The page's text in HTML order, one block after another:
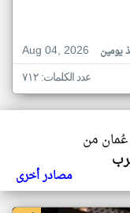
Aug 04, 2026
يومين
عدد الكلمات: ٧١٢
عُمان من
مصادر أخرى